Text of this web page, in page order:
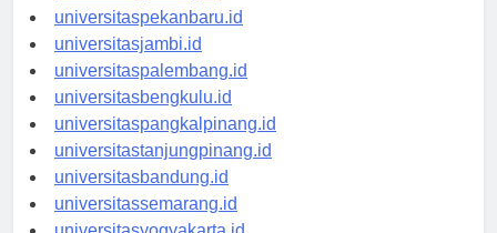
universitaspadang.id
universitaspekanbaru.id
universitasjambi.id
universitaspalembang.id
universitasbengkulu.id
universitaspangkalpinang.id
universitastanjungpinang.id
universitasbandung.id
universitassemarang.id